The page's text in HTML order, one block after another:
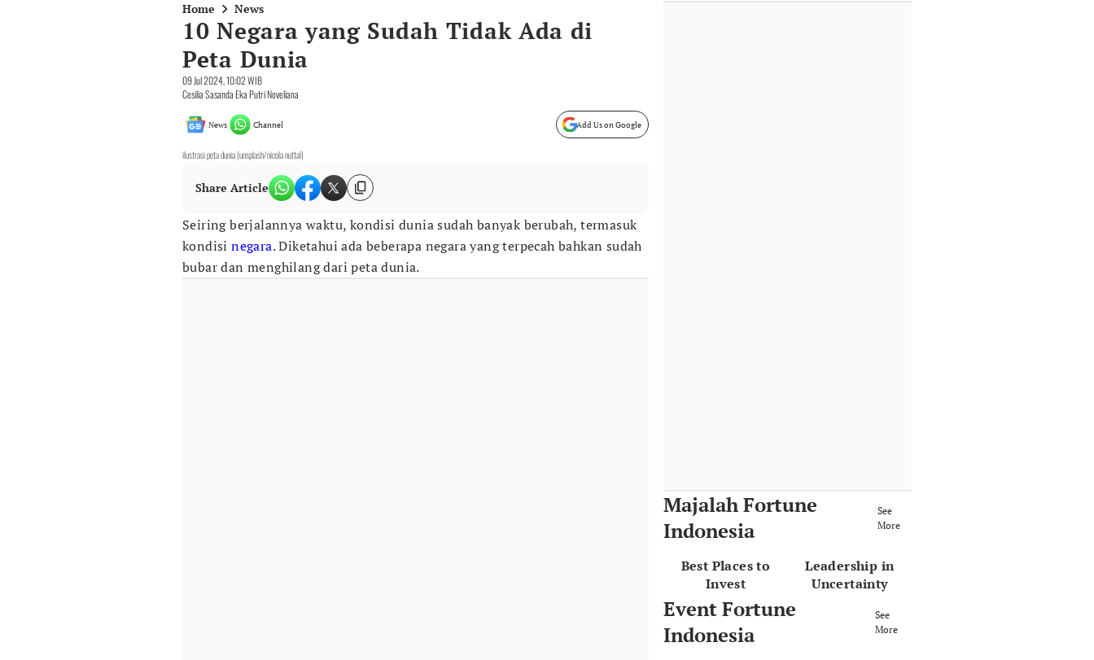
Home News
10 Negara yang Sudah Tidak Ada di
Peta Dunia
09 Jul 2024, 10:02 WIB
Cesilia Sasanda Eka Putri Noveliana
News Channel Add Us on Google
ilustrasi peta dunia (unsplash/nicola nuttal)
Share Article
Seiring berjalannya waktu, kondisi dunia sudah banyak berubah, termasuk
kondisinegara. Diketahui ada beberapa negara yang terpecah bahkan sudah
bubar dan menghilang dari peta dunia.
Majalah Fortune
Indonesia
See
More
Best Places to
Invest
Leadership in
Uncertainty
Event Fortune
Indonesia
See
More